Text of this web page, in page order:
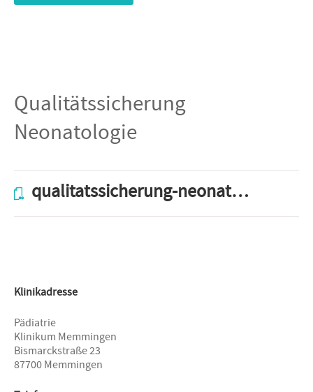
Qualitätssicherung
Neonatologie
qualitatssicherung-neonatologie-2016.pdf
Klinikadresse
Pädiatrie
Klinikum Memmingen
Bismarckstraße 23
87700 Memmingen